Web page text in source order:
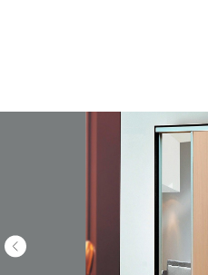
График платежей